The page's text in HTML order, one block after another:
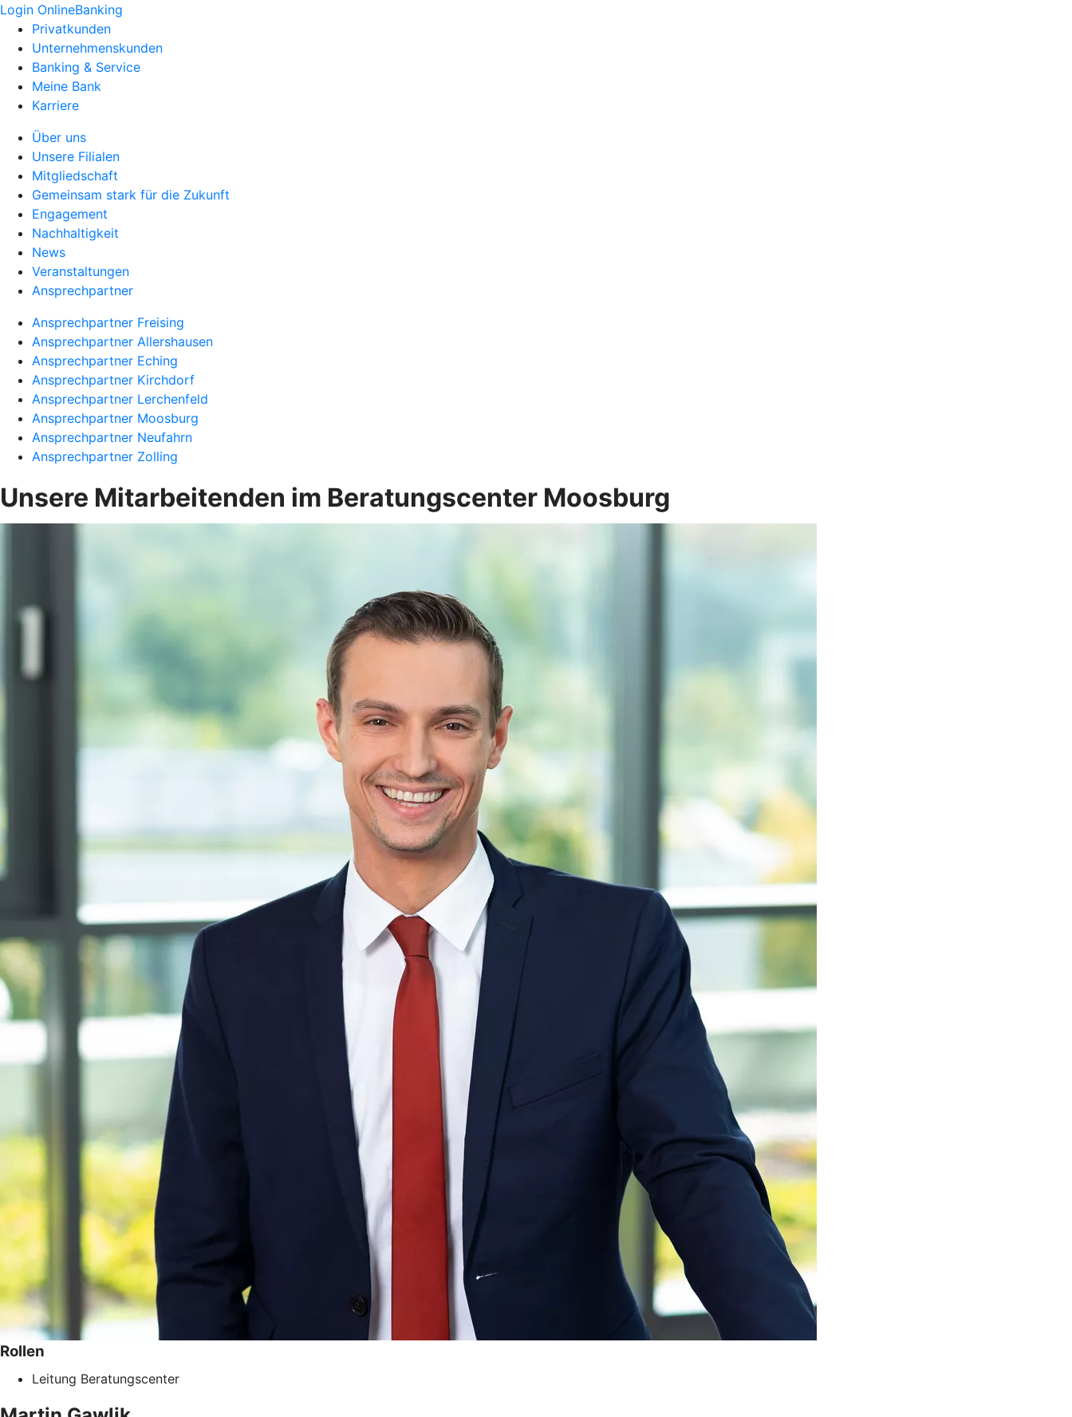
Login OnlineBanking
Privatkunden
Unternehmenskunden
Banking & Service
Meine Bank
Karriere
Über uns
Unsere Filialen
Mitgliedschaft
Gemeinsam stark für die Zukunft
Engagement
Nachhaltigkeit
News
Veranstaltungen
Ansprechpartner
Ansprechpartner Freising
Ansprechpartner Allershausen
Ansprechpartner Eching
Ansprechpartner Kirchdorf
Ansprechpartner Lerchenfeld
Ansprechpartner Moosburg
Ansprechpartner Neufahrn
Ansprechpartner Zolling
Unsere Mitarbeitenden im Beratungscenter Moosburg
Rollen
Leitung Beratungscenter